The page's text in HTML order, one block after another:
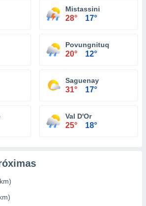
Mistassini
28° 17°
Povungnituq
20° 12°
Saguenay
31° 17°
Val D'Or
25° 18°